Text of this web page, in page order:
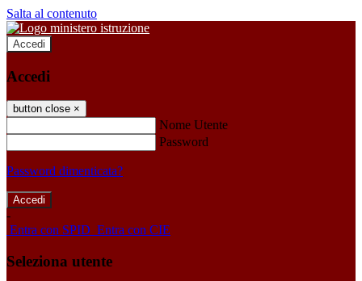
Salta al contenuto
Accedi
Accedi
button close ×
Nome Utente
Password
Password dimenticata?
-
Entra con SPID Entra con CIE
Seleziona utente